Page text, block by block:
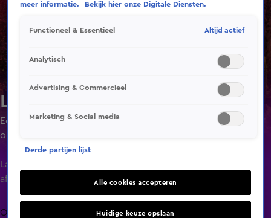
Lang Leve de Liefde
Een liefdesexperiment waarin singles ruim de tijd krijgen
om elkaar goed te leren kennen door minimaal 24 uur of
maximaal 4 dagen met elkaar door te brengen.
Laatste
aflevering
Overzicht
meer informatie.
Bekijk hier onze Digitale Diensten.
Functioneel & Essentieel Altijd actief
Analytisch
Advertising & Commercieel
Marketing & Social media
Derde partijen lijst
Alle cookies accepteren
Huidige keuze opslaan